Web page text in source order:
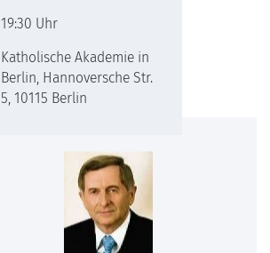
19:30 Uhr
Katholische Akademie in
Berlin, Hannoversche Str.
5, 10115 Berlin